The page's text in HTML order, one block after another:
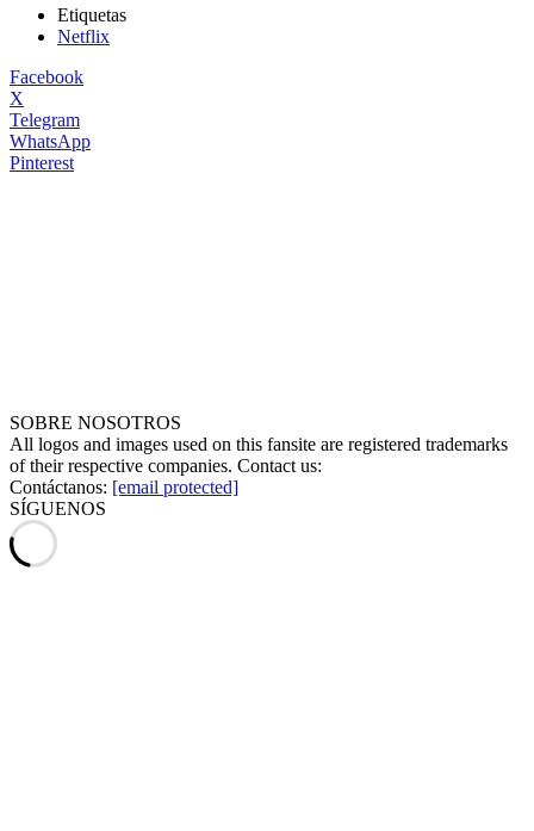
Etiquetas
Netflix
Facebook
X
Telegram
WhatsApp
Pinterest
SOBRE NOSOTROS
All logos and images used on this fansite are registered trademarks
of their respective companies. Contact us:
Contáctanos: [email protected]
SÍGUENOS